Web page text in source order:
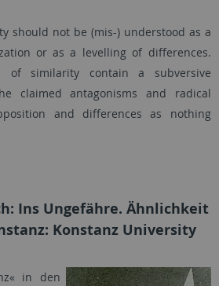
should not be (mis-) understood as a
or as a levelling of differences.
of similarity contain a subversive
claimed antagonisms and radical
and differences as nothing
Ins Ungefähre. Ähnlichkeit
Konstanz University
in den